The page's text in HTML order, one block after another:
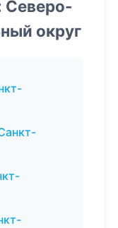
Северо-
округ